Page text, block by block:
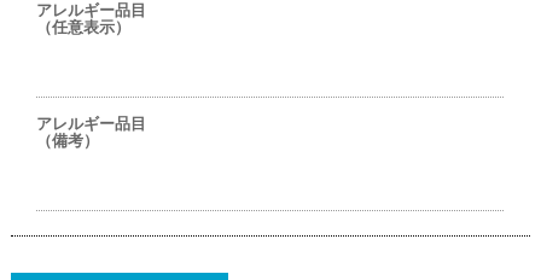
アレルギー品目
（任意表示）
アレルギー品目
（備考）